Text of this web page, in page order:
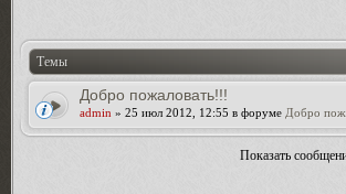
Темы
Добро пожаловать!!!
admin » 25 июл 2012, 12:55 в форуме Добро
Показать